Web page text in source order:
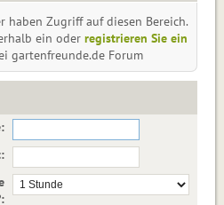
Zugriff auf diesen Bereich.
ein oder registrieren Sie ein
gartenfreunde.de Forum